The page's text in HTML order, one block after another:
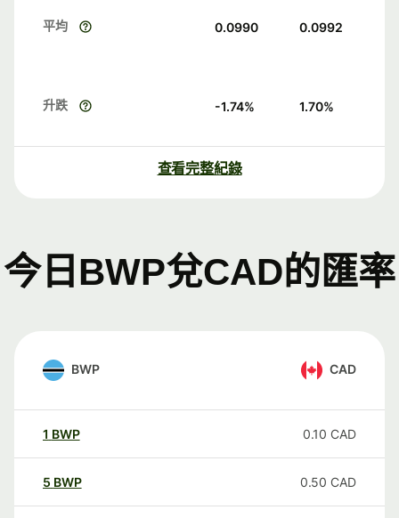
平均 0.0990 0.0992
升跌 -1.74% 1.70%
查看完整紀錄
今日BWP兌CAD的匯率
BWP CAD
1 BWP 0.10 CAD
5 BWP 0.50 CAD